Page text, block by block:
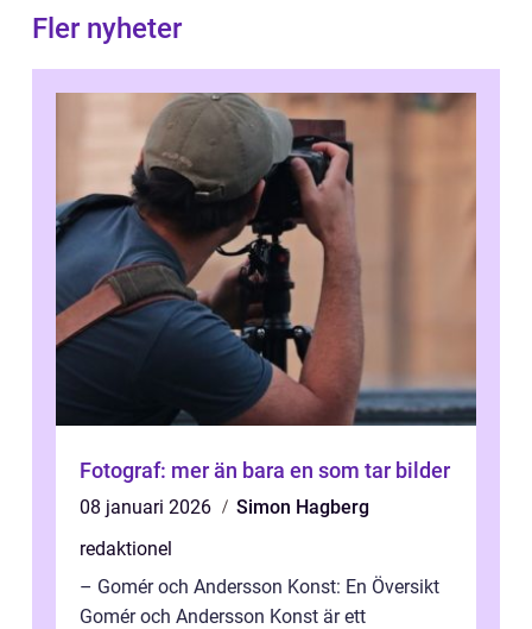
Fler nyheter
Fotograf: mer än bara en som tar bilder
08 januari 2026
Simon Hagberg
redaktionel
– Gomér och Andersson Konst: En Översikt
Gomér och Andersson Konst är ett